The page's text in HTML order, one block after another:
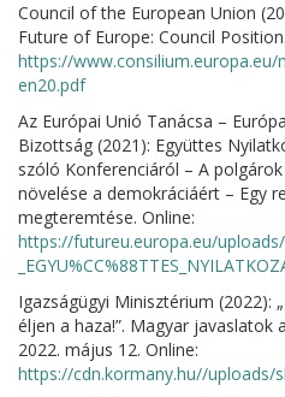
Council of the European Union
Future of Europe: Council
https://
en20.pdf
Az Európai Unió Tanácsa –
Bizottság (2021): Együttes
szóló Konferenciáról – A
növelése a demokráciáért – Egy
megteremtése. Online:
https://futureu.europa.eu/
Igazságügyi Minisztérium (2022):
éljen a haza!”. Magyar javaslatok
2022. május 12. Online:
https://cdn.kormany.hu//uploads/